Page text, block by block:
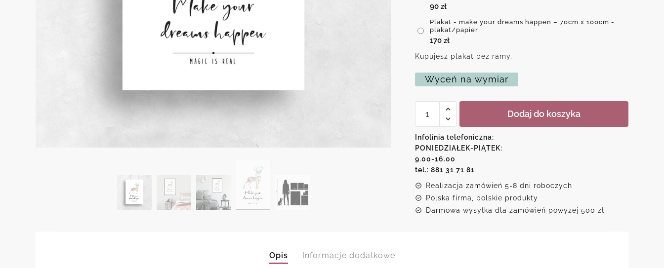
90 zł
Plakat - make your dreams happen – 70cm x 100cm -
plakat/papier
170 zł
Kupujesz plakat bez ramy.
Wyceń na wymiar
Plakat
your
dreams
happen
Dodaj do koszyka
Infolinia telefoniczna:
PONIEDZIAŁEK-PIĄTEK:
9.00-16.00
tel.: 881 31 71 81
Realizacja zamówień 5-8 dni roboczych
Polska firma, polskie produkty
Darmowa wysyłka dla zamówień powyżej 500 zł
Opis Informacje dodatkowe